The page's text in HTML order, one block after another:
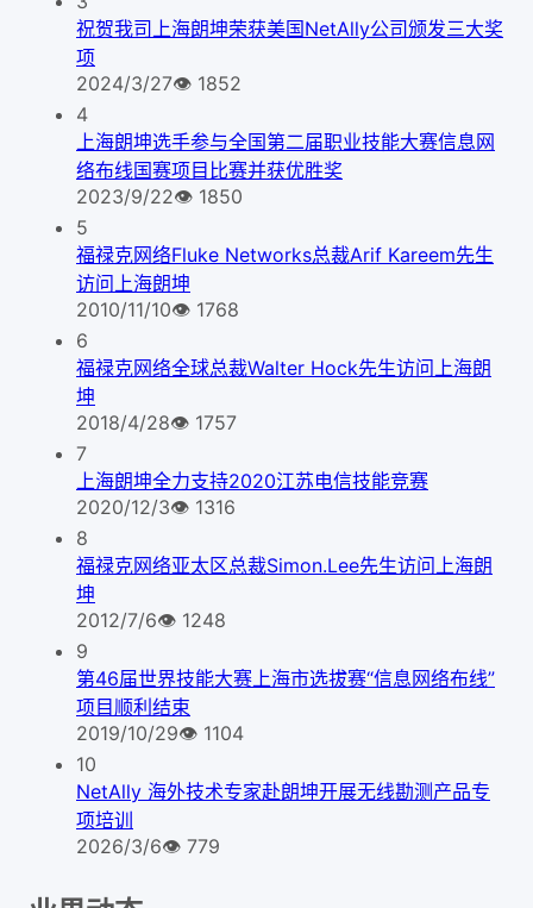
祝贺我司上海朗坤荣获美国NetAlly公司颁发三大奖
项
2024/3/27👁 1852
4
上海朗坤选手参与全国第二届职业技能大赛信息网
络布线国赛项目比赛并获优胜奖
2023/9/22👁 1850
5
福禄克网络Fluke Networks总裁Arif Kareem先生
访问上海朗坤
2010/11/10👁 1768
6
福禄克网络全球总裁Walter Hock先生访问上海朗
坤
2018/4/28👁 1757
7
上海朗坤全力支持2020江苏电信技能竞赛
2020/12/3👁 1316
8
福禄克网络亚太区总裁Simon.Lee先生访问上海朗
坤
2012/7/6👁 1248
9
第46届世界技能大赛上海市选拔赛“信息网络布线”
项目顺利结束
2019/10/29👁 1104
10
NetAlly 海外技术专家赴朗坤开展无线勘测产品专
项培训
2026/3/6👁 779